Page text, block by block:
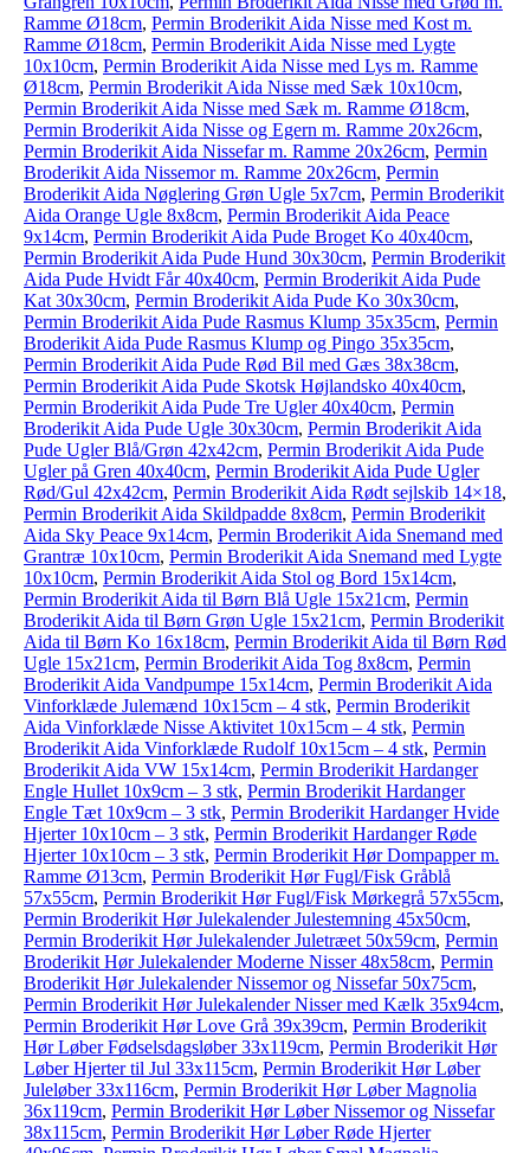
Ramme Ø18cm, Permin Broderikit Aida Nisse med Kost m.
Ramme Ø18cm, Permin Broderikit Aida Nisse med Lygte
10x10cm, Permin Broderikit Aida Nisse med Lys m. Ramme
Ø18cm, Permin Broderikit Aida Nisse med Sæk 10x10cm,
Permin Broderikit Aida Nisse med Sæk m. Ramme Ø18cm,
Permin Broderikit Aida Nisse og Egern m. Ramme 20x26cm,
Permin Broderikit Aida Nissefar m. Ramme 20x26cm, Permin
Broderikit Aida Nissemor m. Ramme 20x26cm, Permin
Broderikit Aida Nøglering Grøn Ugle 5x7cm, Permin Broderikit
Aida Orange Ugle 8x8cm, Permin Broderikit Aida Peace
9x14cm, Permin Broderikit Aida Pude Broget Ko 40x40cm,
Permin Broderikit Aida Pude Hund 30x30cm, Permin Broderikit
Aida Pude Hvidt Får 40x40cm, Permin Broderikit Aida Pude
Kat 30x30cm, Permin Broderikit Aida Pude Ko 30x30cm,
Permin Broderikit Aida Pude Rasmus Klump 35x35cm, Permin
Broderikit Aida Pude Rasmus Klump og Pingo 35x35cm,
Permin Broderikit Aida Pude Rød Bil med Gæs 38x38cm,
Permin Broderikit Aida Pude Skotsk Højlandsko 40x40cm,
Permin Broderikit Aida Pude Tre Ugler 40x40cm, Permin
Broderikit Aida Pude Ugle 30x30cm, Permin Broderikit Aida
Pude Ugler Blå/Grøn 42x42cm, Permin Broderikit Aida Pude
Ugler på Gren 40x40cm, Permin Broderikit Aida Pude Ugler
Rød/Gul 42x42cm, Permin Broderikit Aida Rødt sejlskib 14×18,
Permin Broderikit Aida Skildpadde 8x8cm, Permin Broderikit
Aida Sky Peace 9x14cm, Permin Broderikit Aida Snemand med
Grantræ 10x10cm, Permin Broderikit Aida Snemand med Lygte
10x10cm, Permin Broderikit Aida Stol og Bord 15x14cm,
Permin Broderikit Aida til Børn Blå Ugle 15x21cm, Permin
Broderikit Aida til Børn Grøn Ugle 15x21cm, Permin Broderikit
Aida til Børn Ko 16x18cm, Permin Broderikit Aida til Børn Rød
Ugle 15x21cm, Permin Broderikit Aida Tog 8x8cm, Permin
Broderikit Aida Vandpumpe 15x14cm, Permin Broderikit Aida
Vinforklæde Julemænd 10x15cm – 4 stk, Permin Broderikit
Aida Vinforklæde Nisse Aktivitet 10x15cm – 4 stk, Permin
Broderikit Aida Vinforklæde Rudolf 10x15cm – 4 stk, Permin
Broderikit Aida VW 15x14cm, Permin Broderikit Hardanger
Engle Hullet 10x9cm – 3 stk, Permin Broderikit Hardanger
Engle Tæt 10x9cm – 3 stk, Permin Broderikit Hardanger Hvide
Hjerter 10x10cm – 3 stk, Permin Broderikit Hardanger Røde
Hjerter 10x10cm – 3 stk, Permin Broderikit Hør Dompapper m.
Ramme Ø13cm, Permin Broderikit Hør Fugl/Fisk Gråblå
57x55cm, Permin Broderikit Hør Fugl/Fisk Mørkegrå 57x55cm,
Permin Broderikit Hør Julekalender Julestemning 45x50cm,
Permin Broderikit Hør Julekalender Juletræet 50x59cm, Permin
Broderikit Hør Julekalender Moderne Nisser 48x58cm, Permin
Broderikit Hør Julekalender Nissemor og Nissefar 50x75cm,
Permin Broderikit Hør Julekalender Nisser med Kælk 35x94cm,
Permin Broderikit Hør Love Grå 39x39cm, Permin Broderikit
Hør Løber Fødselsdagsløber 33x119cm, Permin Broderikit Hør
Løber Hjerter til Jul 33x115cm, Permin Broderikit Hør Løber
Juleløber 33x116cm, Permin Broderikit Hør Løber Magnolia
36x119cm, Permin Broderikit Hør Løber Nissemor og Nissefar
38x115cm, Permin Broderikit Hør Løber Røde Hjerter